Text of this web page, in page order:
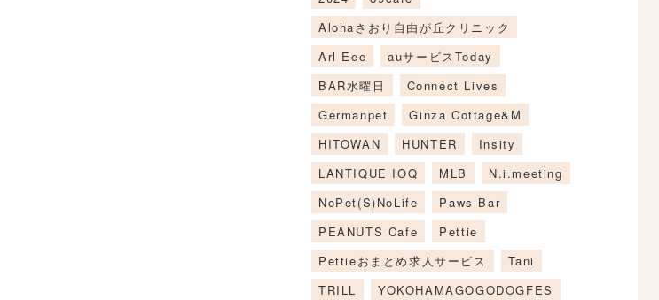
Alohaさおり自由が丘クリニック
Arl Eee
auサービスToday
BAR水曜日
Connect Lives
Germanpet
Ginza Cottage&M
HITOWAN
HUNTER
Insity
LANTIQUE IOQ
MLB
N.i.meeting
NoPet(S)NoLife
Paws Bar
PEANUTS Cafe
Pettie
Pettieおまとめ求人サービス
Tani
TRILL
YOKOHAMAGOGODOGFES